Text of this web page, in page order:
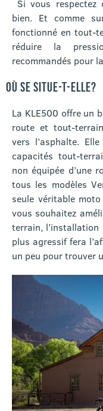
Si vous respectez
bien. Et comme
fonctionné en tout-
réduire la
recommandés pour
OÙ SE SITUE-T-ELLE?
La KLE500 offre un
route et tout-
vers l’asphalte.
capacités tout-
non équipée d’une
tous les modèles
seule véritable
vous souhaitez
terrain, l’installation
plus agressif fera
un peu pour trouver